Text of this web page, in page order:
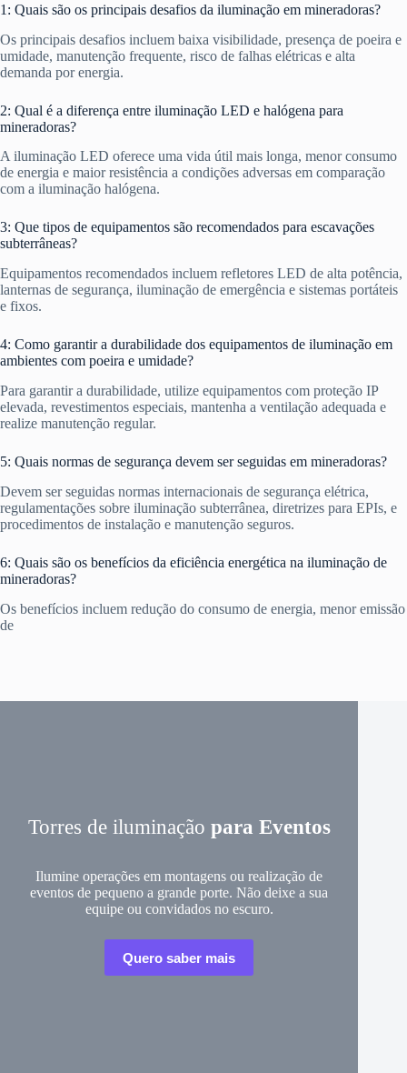
1: Quais são os principais desafios da iluminação em mineradoras?
Os principais desafios incluem baixa visibilidade, presença de poeira e
umidade, manutenção frequente, risco de falhas elétricas e alta
demanda por energia.
2: Qual é a diferença entre iluminação LED e halógena para
mineradoras?
A iluminação LED oferece uma vida útil mais longa, menor consumo
de energia e maior resistência a condições adversas em comparação
com a iluminação halógena.
3: Que tipos de equipamentos são recomendados para escavações
subterrâneas?
Equipamentos recomendados incluem refletores LED de alta potência,
lanternas de segurança, iluminação de emergência e sistemas portáteis
e fixos.
4: Como garantir a durabilidade dos equipamentos de iluminação em
ambientes com poeira e umidade?
Para garantir a durabilidade, utilize equipamentos com proteção IP
elevada, revestimentos especiais, mantenha a ventilação adequada e
realize manutenção regular.
5: Quais normas de segurança devem ser seguidas em mineradoras?
Devem ser seguidas normas internacionais de segurança elétrica,
regulamentações sobre iluminação subterrânea, diretrizes para EPIs, e
procedimentos de instalação e manutenção seguros.
6: Quais são os benefícios da eficiência energética na iluminação de
mineradoras?
Os benefícios incluem redução do consumo de energia, menor emissão
de
Torres de iluminação para Eventos
Ilumine operações em montagens ou realização de
eventos de pequeno a grande porte. Não deixe a sua
equipe ou convidados no escuro.
Quero saber mais